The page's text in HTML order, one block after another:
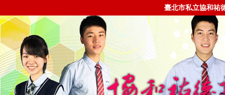
臺北市私立協和祐